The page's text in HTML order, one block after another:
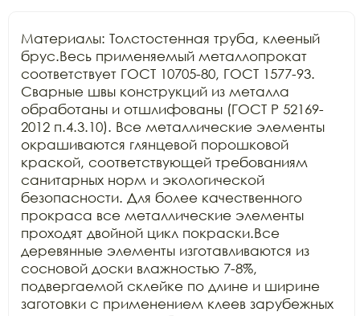
Материалы: Толстостенная труба, клееный
брус.Весь применяемый металлопрокат
соответствует ГОСТ 10705-80, ГОСТ 1577-93.
Сварные швы конструкций из металла
обработаны и отшлифованы (ГОСТ Р 52169-
2012 п.4.3.10). Все металлические элементы
окрашиваются глянцевой порошковой
краской, соответствующей требованиям
санитарных норм и экологической
безопасности. Для более качественного
прокраса все металлические элементы
проходят двойной цикл покраски.Все
деревянные элементы изготавливаются из
сосновой доски влажностью 7-8%,
подвергаемой склейке по длине и ширине
заготовки с применением клеев зарубежных